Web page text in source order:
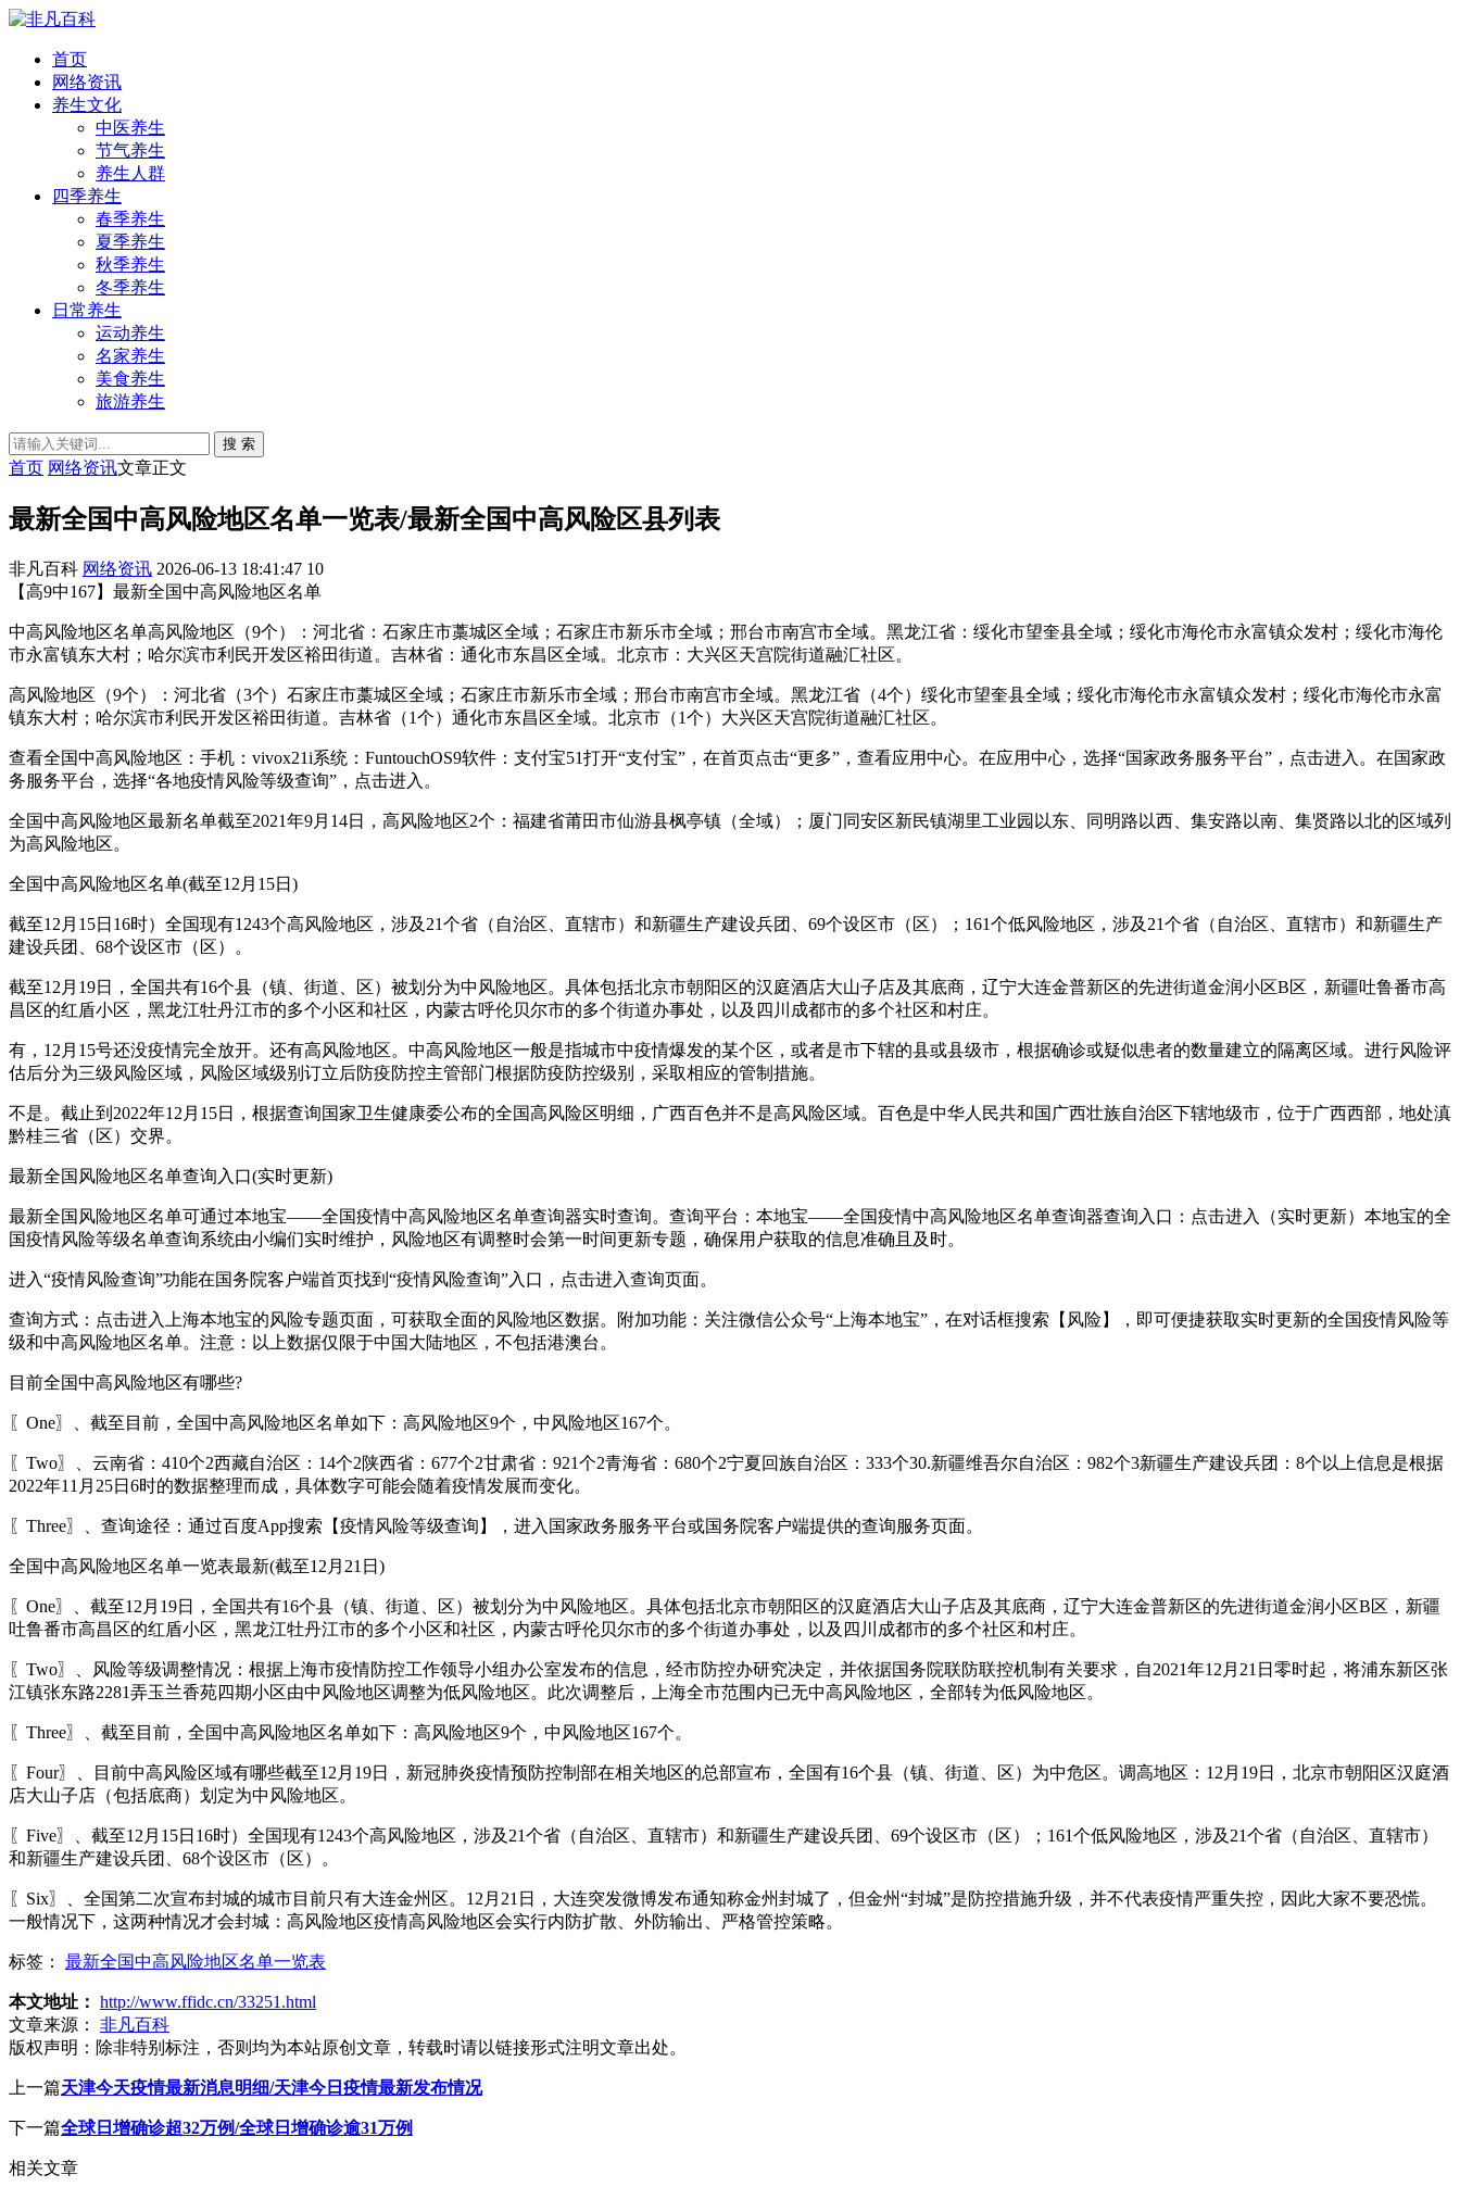
首页
网络资讯
养生文化
中医养生
节气养生
养生人群
四季养生
春季养生
夏季养生
秋季养生
冬季养生
日常养生
运动养生
名家养生
美食养生
旅游养生
搜 索
首页 网络资讯文章正文
最新全国中高风险地区名单一览表/最新全国中高风险区县列表
非凡百科 网络资讯 2026-06-13 18:41:47 10
【高9中167】最新全国中高风险地区名单
中高风险地区名单高风险地区（9个）：河北省：石家庄市藁城区全域；石家庄市新乐市全域；邢台市南宫市全域。黑龙江省：绥化市望奎县全域；绥化市海伦市永富镇众发村；绥化市海伦
市永富镇东大村；哈尔滨市利民开发区裕田街道。吉林省：通化市东昌区全域。北京市：大兴区天宫院街道融汇社区。
高风险地区（9个）：河北省（3个）石家庄市藁城区全域；石家庄市新乐市全域；邢台市南宫市全域。黑龙江省（4个）绥化市望奎县全域；绥化市海伦市永富镇众发村；绥化市海伦市永富
镇东大村；哈尔滨市利民开发区裕田街道。吉林省（1个）通化市东昌区全域。北京市（1个）大兴区天宫院街道融汇社区。
查看全国中高风险地区：手机：vivox21i系统：FuntouchOS9软件：支付宝51打开“支付宝”，在首页点击“更多”，查看应用中心。在应用中心，选择“国家政务服务平台”，点击进入。在国家政
务服务平台，选择“各地疫情风险等级查询”，点击进入。
全国中高风险地区最新名单截至2021年9月14日，高风险地区2个：福建省莆田市仙游县枫亭镇（全域）；厦门同安区新民镇湖里工业园以东、同明路以西、集安路以南、集贤路以北的区域列
为高风险地区。
全国中高风险地区名单(截至12月15日)
截至12月15日16时）全国现有1243个高风险地区，涉及21个省（自治区、直辖市）和新疆生产建设兵团、69个设区市（区）；161个低风险地区，涉及21个省（自治区、直辖市）和新疆生产
建设兵团、68个设区市（区）。
截至12月19日，全国共有16个县（镇、街道、区）被划分为中风险地区。具体包括北京市朝阳区的汉庭酒店大山子店及其底商，辽宁大连金普新区的先进街道金润小区B区，新疆吐鲁番市高
昌区的红盾小区，黑龙江牡丹江市的多个小区和社区，内蒙古呼伦贝尔市的多个街道办事处，以及四川成都市的多个社区和村庄。
有，12月15号还没疫情完全放开。还有高风险地区。中高风险地区一般是指城市中疫情爆发的某个区，或者是市下辖的县或县级市，根据确诊或疑似患者的数量建立的隔离区域。进行风险评
估后分为三级风险区域，风险区域级别订立后防疫防控主管部门根据防疫防控级别，采取相应的管制措施。
不是。截止到2022年12月15日，根据查询国家卫生健康委公布的全国高风险区明细，广西百色并不是高风险区域。百色是中华人民共和国广西壮族自治区下辖地级市，位于广西西部，地处滇
黔桂三省（区）交界。
最新全国风险地区名单查询入口(实时更新)
最新全国风险地区名单可通过本地宝——全国疫情中高风险地区名单查询器实时查询。查询平台：本地宝——全国疫情中高风险地区名单查询器查询入口：点击进入（实时更新）本地宝的全
国疫情风险等级名单查询系统由小编们实时维护，风险地区有调整时会第一时间更新专题，确保用户获取的信息准确且及时。
进入“疫情风险查询”功能在国务院客户端首页找到“疫情风险查询”入口，点击进入查询页面。
查询方式：点击进入上海本地宝的风险专题页面，可获取全面的风险地区数据。附加功能：关注微信公众号“上海本地宝”，在对话框搜索【风险】，即可便捷获取实时更新的全国疫情风险等
级和中高风险地区名单。注意：以上数据仅限于中国大陆地区，不包括港澳台。
目前全国中高风险地区有哪些?
〖One〗、截至目前，全国中高风险地区名单如下：高风险地区9个，中风险地区167个。
〖Two〗、云南省：410个2西藏自治区：14个2陕西省：677个2甘肃省：921个2青海省：680个2宁夏回族自治区：333个30.新疆维吾尔自治区：982个3新疆生产建设兵团：8个以上信息是根据
2022年11月25日6时的数据整理而成，具体数字可能会随着疫情发展而变化。
〖Three〗、查询途径：通过百度App搜索【疫情风险等级查询】，进入国家政务服务平台或国务院客户端提供的查询服务页面。
全国中高风险地区名单一览表最新(截至12月21日)
〖One〗、截至12月19日，全国共有16个县（镇、街道、区）被划分为中风险地区。具体包括北京市朝阳区的汉庭酒店大山子店及其底商，辽宁大连金普新区的先进街道金润小区B区，新疆
吐鲁番市高昌区的红盾小区，黑龙江牡丹江市的多个小区和社区，内蒙古呼伦贝尔市的多个街道办事处，以及四川成都市的多个社区和村庄。
〖Two〗、风险等级调整情况：根据上海市疫情防控工作领导小组办公室发布的信息，经市防控办研究决定，并依据国务院联防联控机制有关要求，自2021年12月21日零时起，将浦东新区张
江镇张东路2281弄玉兰香苑四期小区由中风险地区调整为低风险地区。此次调整后，上海全市范围内已无中高风险地区，全部转为低风险地区。
〖Three〗、截至目前，全国中高风险地区名单如下：高风险地区9个，中风险地区167个。
〖Four〗、目前中高风险区域有哪些截至12月19日，新冠肺炎疫情预防控制部在相关地区的总部宣布，全国有16个县（镇、街道、区）为中危区。调高地区：12月19日，北京市朝阳区汉庭酒
店大山子店（包括底商）划定为中风险地区。
〖Five〗、截至12月15日16时）全国现有1243个高风险地区，涉及21个省（自治区、直辖市）和新疆生产建设兵团、69个设区市（区）；161个低风险地区，涉及21个省（自治区、直辖市）
和新疆生产建设兵团、68个设区市（区）。
〖Six〗、全国第二次宣布封城的城市目前只有大连金州区。12月21日，大连突发微博发布通知称金州封城了，但金州“封城”是防控措施升级，并不代表疫情严重失控，因此大家不要恐慌。
一般情况下，这两种情况才会封城：高风险地区疫情高风险地区会实行内防扩散、外防输出、严格管控策略。
标签： 最新全国中高风险地区名单一览表
本文地址： http://www.ffidc.cn/33251.html
文章来源：
非凡百科
版权声明： 除非特别标注，否则均为本站原创文章，转载时请以链接形式注明文章出处。
上一篇天津今天疫情最新消息明细/天津今日疫情最新发布情况
下一篇全球日增确诊超32万例/全球日增确诊逾31万例
相关文章